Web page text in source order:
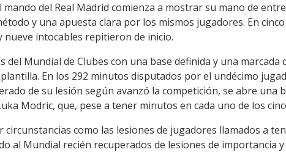
del Real Madrid comienza a mostrar su mano de
y una apuesta clara por los mismos jugadores. En
intocables repitieron de inicio.
del Mundial de Clubes con una base definida y una
En los 292 minutos disputados por el undécimo
de su lesión según avanzó la competición, se abre una
Modric, que, pese a tener minutos en cada uno de los
circunstancias como las lesiones de jugadores llamados a
al Mundial recién recuperados de lesiones de importancia